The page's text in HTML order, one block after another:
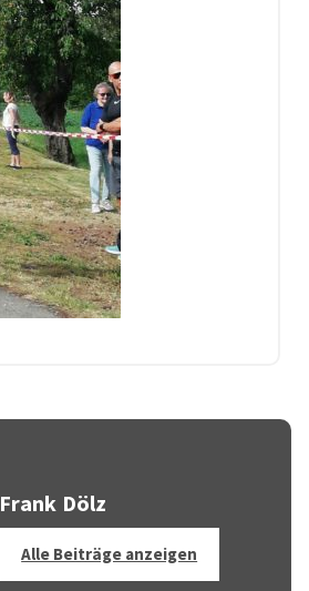
Frank Dölz
Alle Beiträge anzeigen